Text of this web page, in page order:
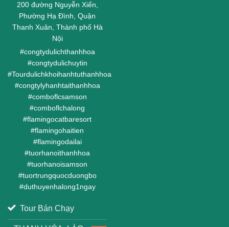
200 đường Nguyễn Xiển,
Phường Hạ Đình, Quận
Thanh Xuân, Thành phố Hà
Nội
#congtydulichthanhhoa
#congtydulichuytin
#Tourdulichkhoihanhtuthanhhoa
#congtylyhanhtaithanhhoa
#comboflcsamson
#comboflchalong
#flamingocatbaresort
#flamingohaitien
#flamingodailai
#tuorhanoithanhhoa
#tuorhanoisamson
#tuortrungquocduongbo
#duthuyenhalong1ngay
Tour Bán Chạy